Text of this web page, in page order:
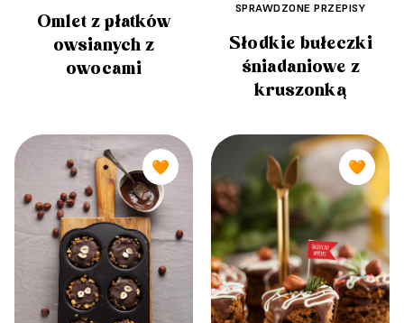
Omlet z płatków
owsianych z
owocami
SPRAWDZONE PRZEPISY
Słodkie bułeczki
śniadaniowe z
kruszonką
🧡 🧡